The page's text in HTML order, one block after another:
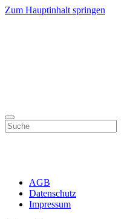
Zum Hauptinhalt springen
AGB
Datenschutz
Impressum